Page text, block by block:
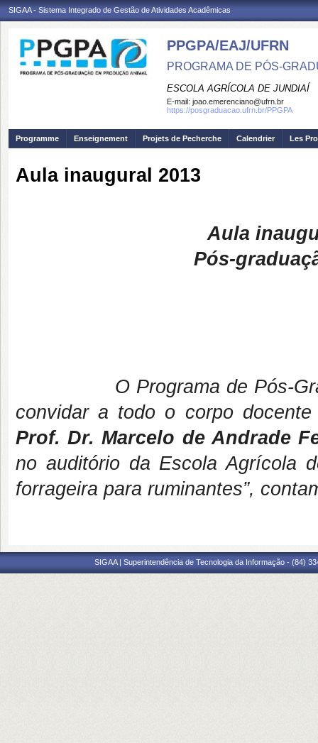
SIGAA - Sistema Integrado de Gestão de Atividades Acadêmicas
PPGPA/EAJ/UFRN
PROGRAMA DE PÓS-
ESCOLA AGRÍCOLA DE JUNDIAÍ
E-mail: joao.emerenciano@ufrn.br
https://posgraduacao.ufrn.br/PPGPA
Programme Enseignement Projets de Pecherche Calendrier Les
Aula inaugural 2013
Aula
Pós-
O Programa de Pós-
convidar a todo o corpo
Prof. Dr. Marcelo de Andrade
no auditório da Escola Agrícola
forrageira para ruminantes”,
SIGAA | Superintendência de Tecnologia da Informação - (84)